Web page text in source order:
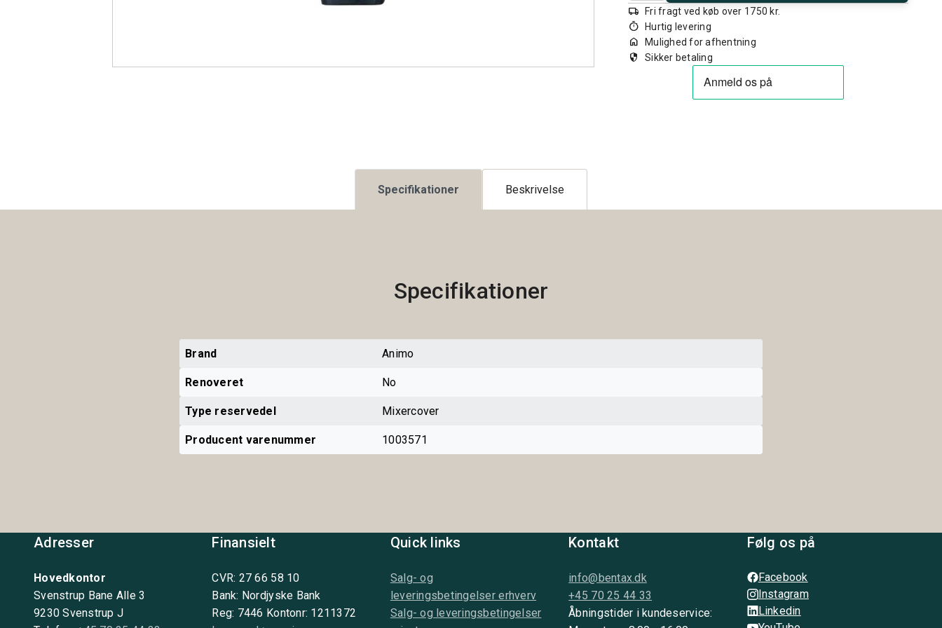
local_shipping Fri fragt ved køb over 1750 kr.
timer Hurtig levering
home Mulighed for afhentning
security Sikker betaling
Specifikationer Beskrivelse
Specifikationer
Brand Animo
Renoveret No
Type reservedel Mixercover
Producent varenummer 1003571
Adresser
Hovedkontor
Svenstrup Bane Alle 3
9230 Svenstrup J
Finansielt
CVR: 27 66 58 10
Bank: Nordjyske Bank
Reg: 7446 Kontonr: 1211372
Quick links
Salg- og
leveringsbetingelser erhverv
Salg- og leveringsbetingelser
Kontakt
info@bentax.dk
+45 70 25 44 33
Åbningstider i kundeservice:
Følg os på
Facebook
Instagram
Linkedin